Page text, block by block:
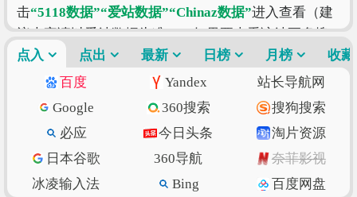
击“5118数据”“爱站数据”“Chinaz数据”进入查看（建
议大家请以爱站数据为准），如果要查看该站更多搜
索的索引信息，可以点击“搜狗索引” “百度索引”“360
索引”进入查看。 腾讯云的价值评估涉及到的因素有访
问速度、搜索引擎收录、网站权重、索引量、内容质
量和数量、上线时长、用户体验和粘度等，如果需要
全面准确评估该网站的价值比较困难，因为一些确切
的私密数据则需要找该网站管理员进行如实提供，比
如该站的IP数、PV数、UV数、会话数、跳出率、访问
点入 点出 最新 日榜 月榜
收藏
百度
Yandex
站长导航网
Google
360搜索
搜狗搜索
必应
今日头条
淘片资源
日本谷歌
360导航
奈菲影视
冰凌输入法
Bing
百度网盘